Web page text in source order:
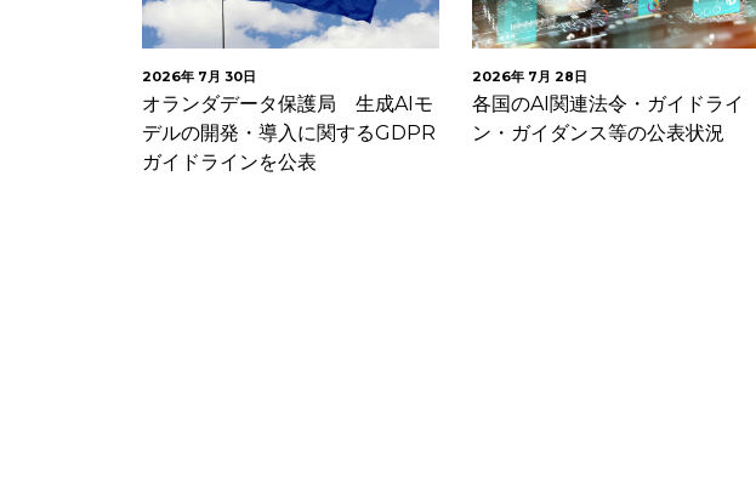
2026年 7月 28日
各国のAI関連法令・ガイドライ
ン・ガイダンス等の公表状況
2026年 7月 24日
イタリア 年齢確認及びAIモデル
事前学習に関する情報提供の不備